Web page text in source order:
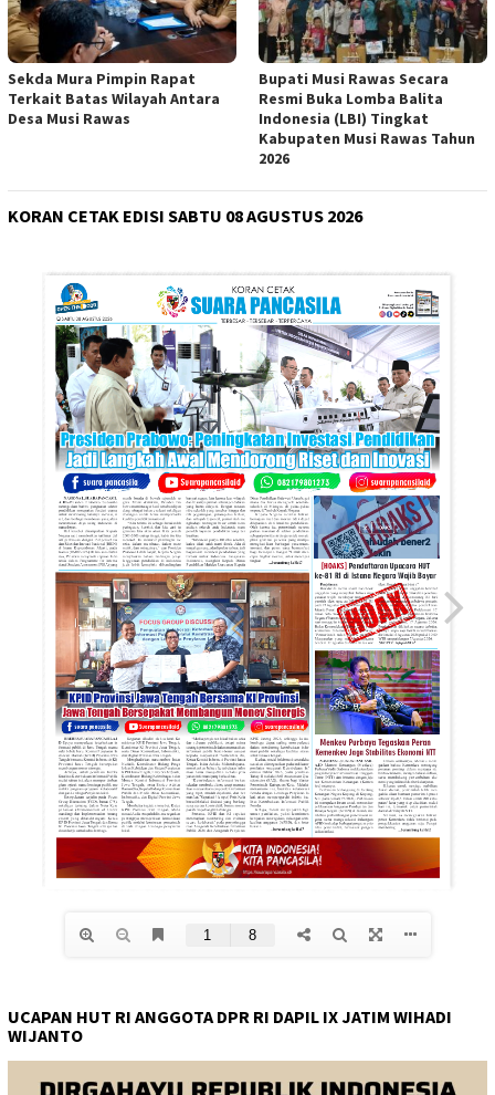
Sekda Mura Pimpin Rapat
Terkait Batas Wilayah Antara
Desa Musi Rawas
Bupati Musi Rawas Secara
Resmi Buka Lomba Balita
Indonesia (LBI) Tingkat
Kabupaten Musi Rawas Tahun
2026
KORAN CETAK EDISI SABTU 08 AGUSTUS 2026
UCAPAN HUT RI ANGGOTA DPR RI DAPIL IX JATIM WIHADI
WIJANTO